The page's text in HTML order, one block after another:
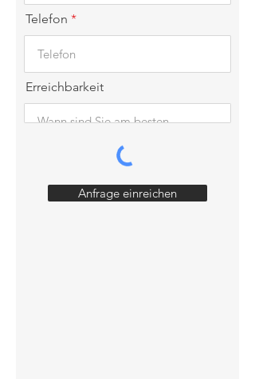
Telefon
Erreichbarkeit
Anfrage einreichen